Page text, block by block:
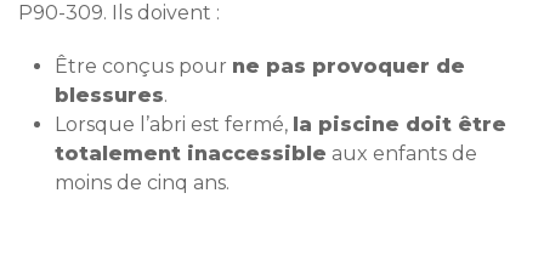
P90-309. Ils doivent :
Être conçus pour ne pas provoquer de
blessures.
Lorsque l’abri est fermé, la piscine doit être
totalement inaccessible aux enfants de
moins de cinq ans.